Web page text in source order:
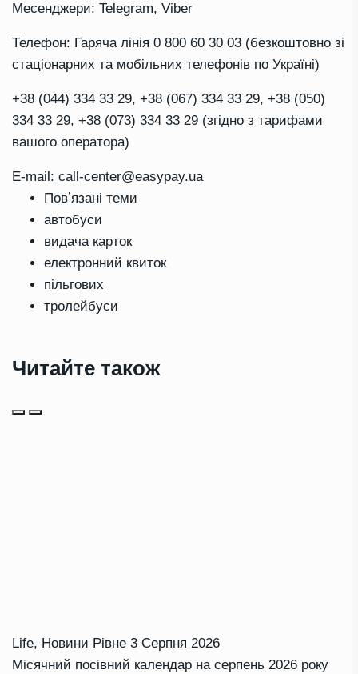
Месенджери: Telegram, Viber
Телефон: Гаряча лінія 0 800 60 30 03 (безкоштовно зі
стаціонарних та мобільних телефонів по Україні)
+38 (044) 334 33 29, +38 (067) 334 33 29, +38 (050)
334 33 29, +38 (073) 334 33 29 (згідно з тарифами
вашого оператора)
E-mail: call-center@easypay.ua
Повʼязані теми
автобуси
видача карток
електронний квиток
пільгових
тролейбуси
Читайте також
Life, Новини Рівне 3 Серпня 2026
Місячний посівний календар на серпень 2026 року